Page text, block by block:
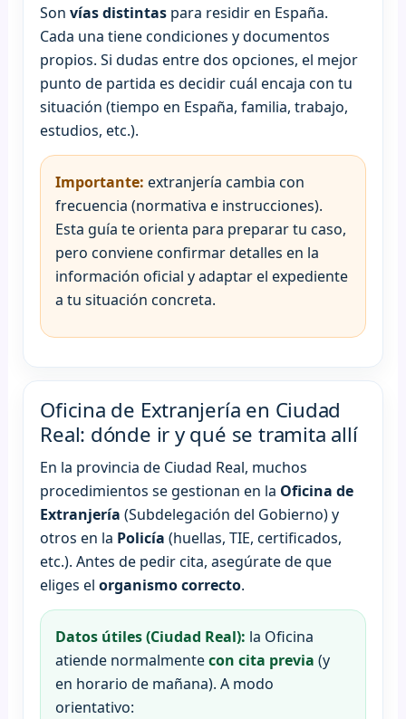
Sonvías distintas para residir en España.
Cada una tiene condiciones y documentos
propios. Si dudas entre dos opciones, el mejor
punto de partida es decidir cuál encaja con tu
situación (tiempo en España, familia, trabajo,
estudios, etc.).
Importante: extranjería cambia con
frecuencia (normativa e instrucciones).
Esta guía te orienta para preparar tu caso,
pero conviene confirmar detalles en la
información oficial y adaptar el expediente
a tu situación concreta.
Oficina de Extranjería en Ciudad
Real: dónde ir y qué se tramita allí
En la provincia de Ciudad Real, muchos
procedimientos se gestionan en la Oficina de
Extranjería (Subdelegación del Gobierno) y
otros en la Policía (huellas, TIE, certificados,
etc.). Antes de pedir cita, asegúrate de que
eliges elorganismo correcto.
Datos útiles (Ciudad Real): la Oficina
atiende normalmentecon cita previa (y
en horario de mañana). A modo
orientativo: